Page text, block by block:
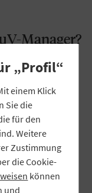
Manager?
Damit
bietet
Bereich
sind
den
für ihre
ist jeder
„Profil“
einem Klick
Sie die
für den
Weitere
Zustimmung
die Cookie-
können
und